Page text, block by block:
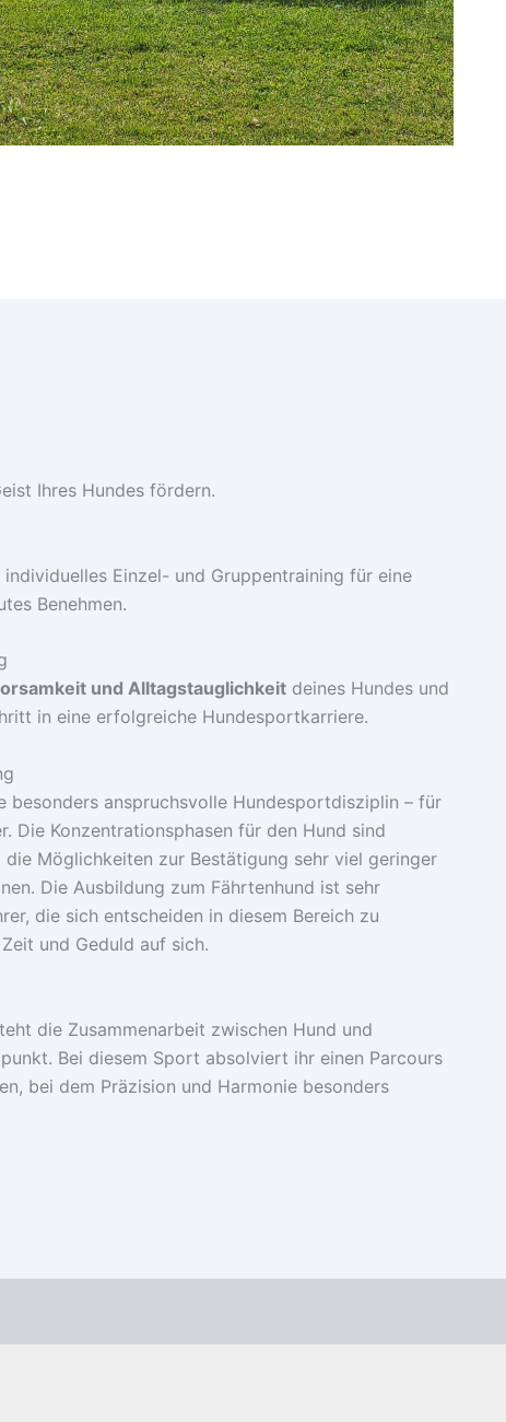
Ihres Hundes fördern.
Einzel- und Gruppentraining für eine
Benehmen.
und Alltagstauglichkeitdeines Hundes und
in eine erfolgreiche Hundesportkarriere.
besonders anspruchsvolle Hundesportdisziplin – für
Die Konzentrationsphasen für den Hund sind
Möglichkeiten zur Bestätigung sehr viel geringer
Die Ausbildung zum Fährtenhund ist sehr
die sich entscheiden in diesem Bereich zu
und Geduld auf sich.
die Zusammenarbeit zwischen Hund und
Bei diesem Sport absolviert ihr einen Parcours
bei dem Präzision und Harmonie besonders